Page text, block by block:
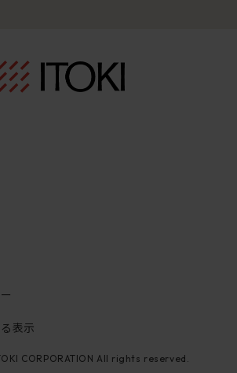
表示
CORPORATION All rights reserved.